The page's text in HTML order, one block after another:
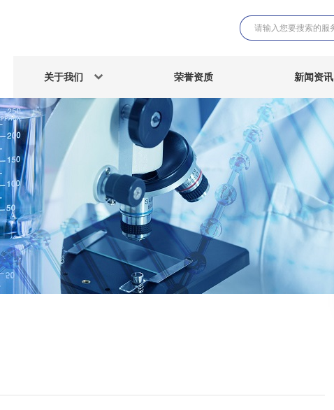
关于我们 荣誉资质 新闻资讯